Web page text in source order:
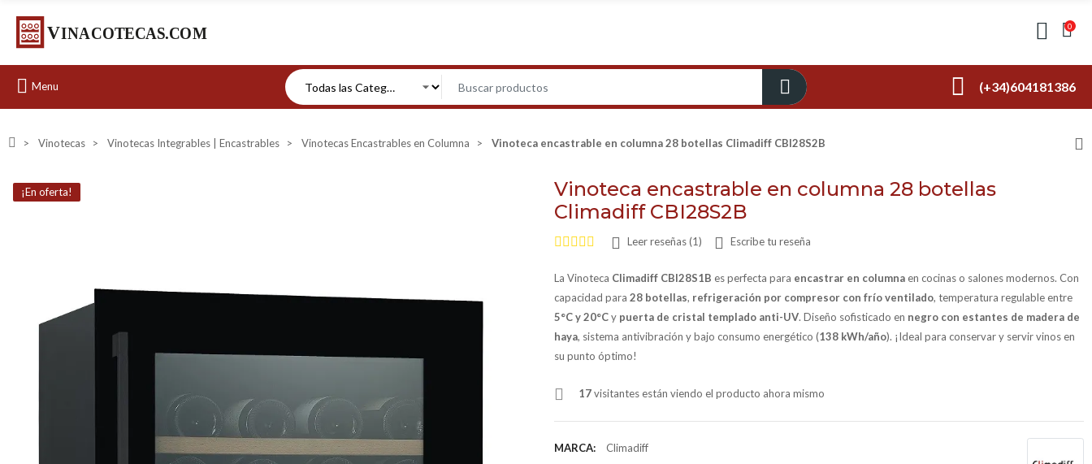
0
Menu (+34)604181386
Vinotecas Vinotecas Integrables | Encastrables Vinotecas Encastrables en Columna Vinoteca encastrable en columna 28 botellas Climadiff CBI28S2B
¡En oferta!
Vinoteca encastrable en columna 28 botellas
Climadiff CBI28S2B
Leer reseñas (1) Escribe tu reseña
La Vinoteca Climadiff CBI28S1B es perfecta para encastrar en columna en cocinas o salones modernos. Con
capacidad para 28 botellas, refrigeración por compresor con frío ventilado, temperatura regulable entre
5°C y 20°Cy puerta de cristal templado anti-UV. Diseño sofisticado en negro con estantes de madera de
haya, sistema antivibración y bajo consumo energético (138 kWh/año). ¡Ideal para conservar y servir vinos en
su punto óptimo!
17visitantes están viendo el producto ahora mismo
MARCA:
Climadiff